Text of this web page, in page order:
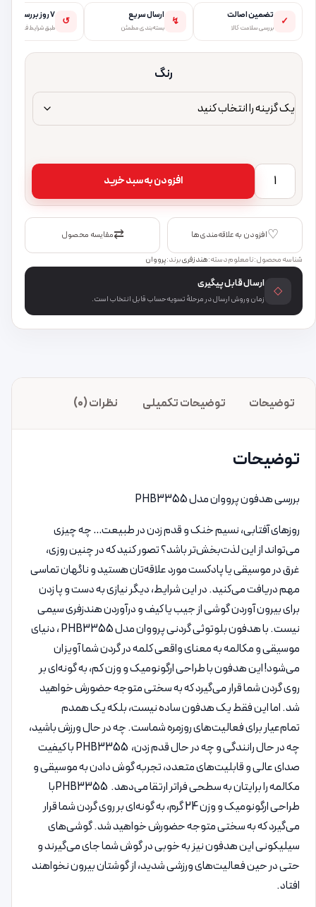
✓ تضمین اصالت
بررسی سلامت کالا
↯ ارسال سریع
بسته‌بندی مطمئن
↺ ۷ روز بررسی
طبق شرایط فروشگاه
رنگ
هندزفری پرووان مدل PHB3355 عدد افزودن به سبد خرید
♡افزودن به علاقه‌مندی‌ها ⇄مقایسه محصول
شناسه محصول:نامعلومدسته:هندزفریبرند:پرووان
◇ ارسال قابل پیگیری
زمان و روش ارسال در مرحلهٔ تسویه‌حساب قابل انتخاب است.
توضیحات توضیحات تکمیلی نظرات (0)
توضیحات
بررسی هدفون پرووان مدل PHB3355
روزهای آفتابی، نسیم خنک و قدم زدن در طبیعت… چه چیزی
می‌تواند از این لذت‌بخش‌تر باشد؟ تصور کنید که در چنین روزی،
غرق در موسیقی یا پادکست مورد علاقه‌تان هستید و ناگهان تماسی
مهم دریافت می‌کنید. در این شرایط، دیگر نیازی به دست و پا زدن
برای بیرون آوردن گوشی از جیب یا کیف و درآوردن هندزفری سیمی
نیست. با هدفون بلوتوثی گردنی پرووان مدل PHB3355 ، دنیای
موسیقی و مکالمه به معنای واقعی کلمه در گردن شما آویزان
می‌شود! این هدفون با طراحی ارگونومیک و وزن کم، به گونه‌ای بر
روی گردن شما قرار می‌گیرد که به سختی متوجه حضورش خواهید
شد. اما این فقط یک هدفون ساده نیست، بلکه یک همدم
تمام‌عیار برای فعالیت‌های روزمره شماست. چه در حال ورزش باشید،
چه در حال رانندگی و چه در حال قدم زدن، PHB3355 با کیفیت
صدای عالی و قابلیت‌های متعدد، تجربه گوش دادن به موسیقی و
مکالمه را برایتان به سطحی فراتر ارتقا می‌دهد. PHB3355با
طراحی ارگونومیک و وزن 24 گرم، به گونه‌ای بر روی گردن شما قرار
می‌گیرد که به سختی متوجه حضورش خواهید شد. گوشی‌های
سیلیکونی این هدفون نیز به خوبی در گوش شما جای می‌گیرند و
حتی در حین فعالیت‌های ورزشی شدید، از گوشتان بیرون نخواهند
افتاد.